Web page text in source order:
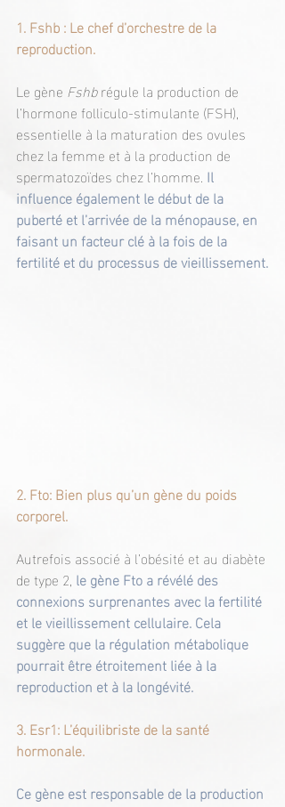
1. Fshb : Le chef d’orchestre de la
reproduction.
Le gène Fshb régule la production de
l’hormone folliculo-stimulante (FSH),
essentielle à la maturation des ovules
chez la femme et à la production de
spermatozoïdes chez l’homme. Il
influence également le début de la
puberté et l’arrivée de la ménopause, en
faisant un facteur clé à la fois de la
fertilité et du processus de vieillissement.
2. Fto: Bien plus qu’un gène du poids
corporel.
Autrefois associé à l’obésité et au diabète
de type 2, le gène Fto a révélé des
connexions surprenantes avec la fertilité
et le vieillissement cellulaire. Cela
suggère que la régulation métabolique
pourrait être étroitement liée à la
reproduction et à la longévité.
3. Esr1: L’équilibriste de la santé
hormonale.
Ce gène est responsable de la production